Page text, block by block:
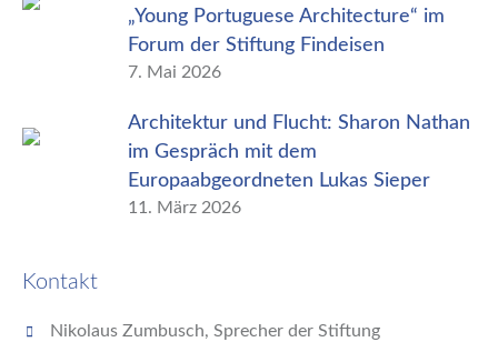
„Young Portuguese Architecture“ im
Forum der Stiftung Findeisen
7. Mai 2026
Architektur und Flucht: Sharon Nathan
im Gespräch mit dem
Europaabgeordneten Lukas Sieper
11. März 2026
Kontakt
Nikolaus Zumbusch, Sprecher der Stiftung